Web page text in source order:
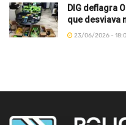
DIG deflagra
que desviava
23/06/2026 -